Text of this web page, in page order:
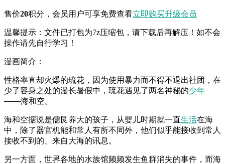
售价20积分 ，会员用户可享免费查看立即购买升级会员
温馨提示：文件已打包为7z压缩包，请下载后再解压！如不会
操作请先自行学习！
漫画简介：
性格率直却火爆的琉花，因为使用暴力而不得不退出社团，在
少了容身之处的漫长暑假中，琉花遇见了两名神秘的少年
───海和空。
海和空据说是儒艮养大的孩子，从婴儿时期就一直生活在海
中，除了器官机能和常人有所不同外，他们似乎能接收到常人
接收不到的、来自大海的讯息。
另一方面，世界各地的水族馆频频发生鱼群消失的事件，而海